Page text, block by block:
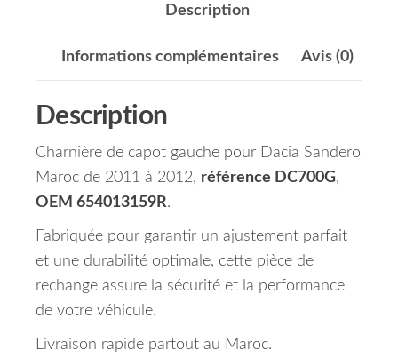
Description
Informations complémentaires Avis (0)
Description
Charnière de capot gauche pour Dacia Sandero
Maroc de 2011 à 2012, référence DC700G,
OEM 654013159R.
Fabriquée pour garantir un ajustement parfait
et une durabilité optimale, cette pièce de
rechange assure la sécurité et la performance
de votre véhicule.
Livraison rapide partout au Maroc.